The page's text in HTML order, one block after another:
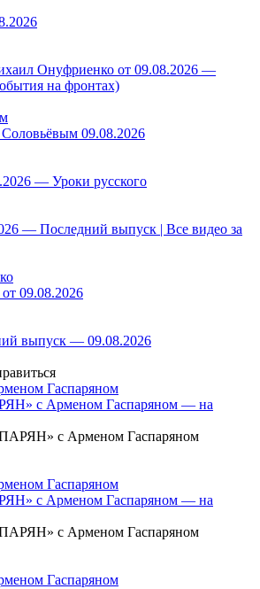
Онуфриенко от 09.08.2026 —
на фронтах)
09.08.2026
— Уроки русского
— Последний выпуск | Все видео за
09.08.2026
выпуск — 09.08.2026
с Арменом Гаспаряном — на
с Арменом Гаспаряном
с Арменом Гаспаряном — на
с Арменом Гаспаряном